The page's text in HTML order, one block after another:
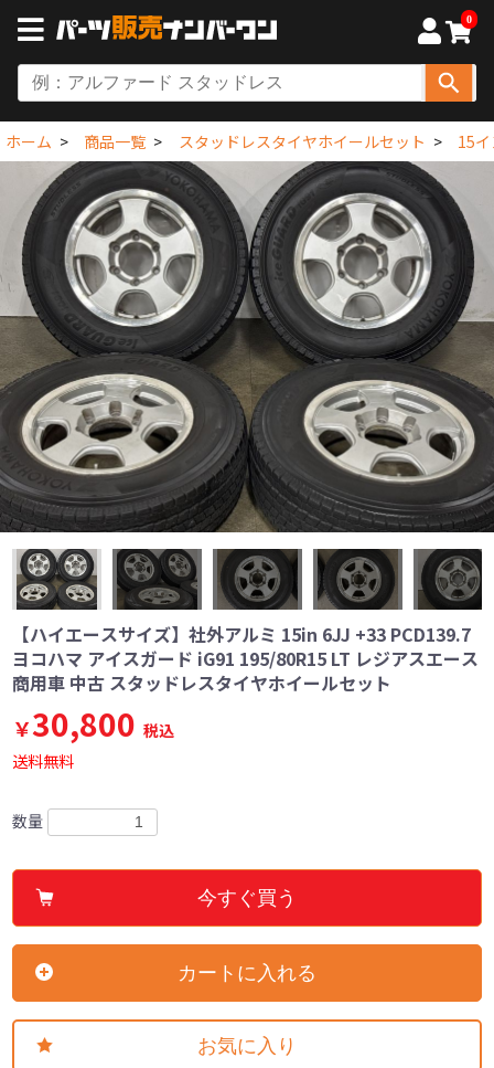
0
ホーム 商品一覧 スタッドレスタイヤホイールセット 15
【ハイエースサイズ】社外アルミ 15in 6JJ +33 PCD139.7
ヨコハマ アイスガード iG91 195/80R15 LT レジアスエース
商用車 中古 スタッドレスタイヤホイールセット
￥30,800 税込
送料無料
数量
今すぐ買う
カートに入れる
お気に入り